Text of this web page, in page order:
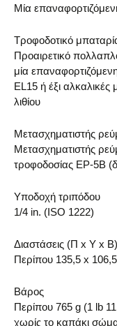
Μία
Τροφοδοτικό
Προαιρετικό
μία
EL15 ή έξι
λιθίου
Μετασχηματιστής
Μετασχηματιστής
τροφοδοσίας EP-5B
Υποδοχή τριπόδου
1/4 in. (ISO 1222)
Διαστάσεις (Π x Y x Β)
Περίπου 135,5 x
Βάρος
Περίπου 765 g (1 lb
χωρίς το καπάκι